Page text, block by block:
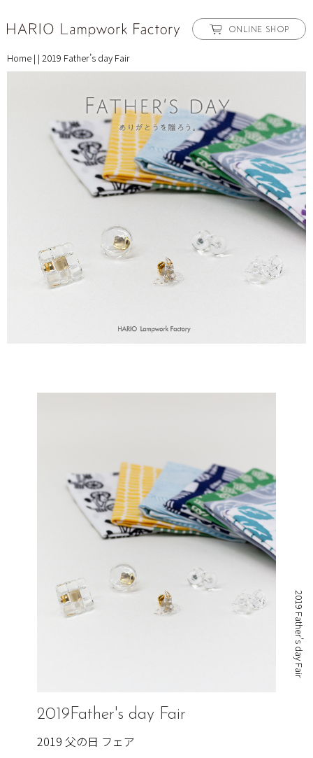
ONLINE SHOP
Home | | 2019 Father’s day Fair
2019 Father's day Fair
2019Father's day Fair
2019 父の日 フェア